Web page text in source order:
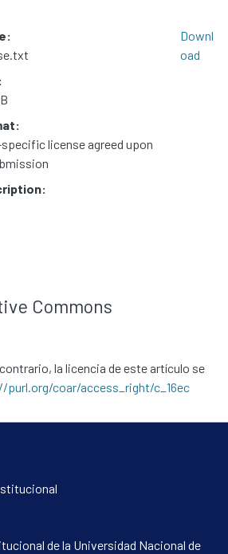
license agreed upon
Downl
oad
Commons
la licencia de este artículo se
coar/access_right/c_16ec
de la Universidad Nacional de